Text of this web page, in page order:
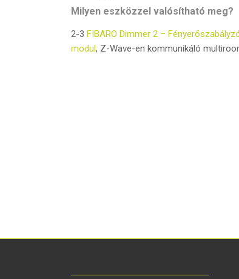
Milyen eszközzel valósítható meg?
2-3FIBARO Dimmer 2 –
modul, Z-Wave-en kommunikáló